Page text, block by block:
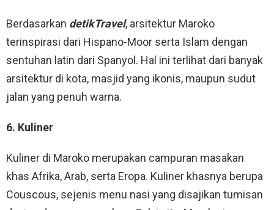
Berdasarkan detikTravel, arsitektur Maroko
terinspirasi dari Hispano-Moor serta Islam dengan
sentuhan latin dari Spanyol. Hal ini terlihat dari banyak
arsitektur di kota, masjid yang ikonis, maupun sudut
jalan yang penuh warna.
6. Kuliner
Kuliner di Maroko merupakan campuran masakan
khas Afrika, Arab, serta Eropa. Kuliner khasnya berupa
Couscous, sejenis menu nasi yang disajikan tumisan